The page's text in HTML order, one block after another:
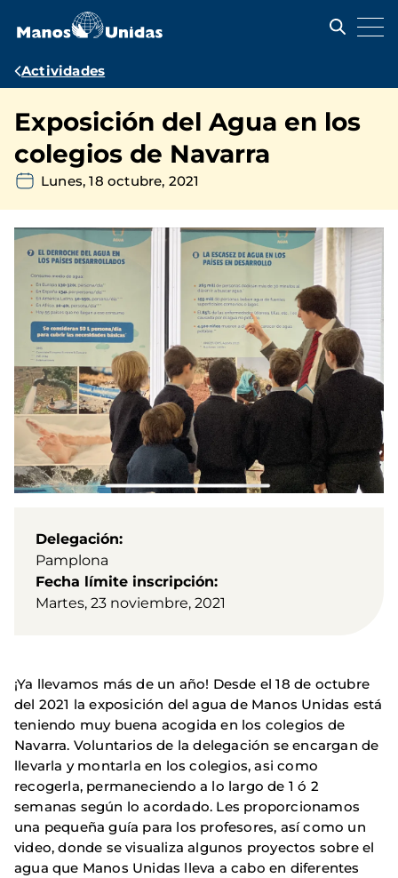
contenido
Ruta
navegación
Actividades
Exposición del Agua en los
colegios de Navarra
Lunes, 18 octubre, 2021
Delegación
Pamplona
Fecha límite inscripción
Martes, 23 noviembre, 2021
¡Ya llevamos más de un año! Desde el 18 de octubre
del 2021 la exposición del agua de Manos Unidas está
teniendo muy buena acogida en los colegios de
Navarra. Voluntarios de la delegación se encargan de
llevarla y montarla en los colegios, asi como
recogerla, permaneciendo a lo largo de 1 ó 2
semanas según lo acordado. Les proporcionamos
una pequeña guía para los profesores, así como un
video, donde se visualiza algunos proyectos sobre el
agua que Manos Unidas lleva a cabo en diferentes